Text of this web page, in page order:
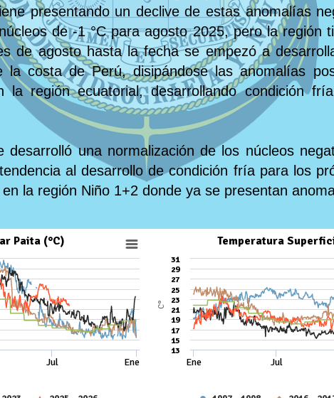
presentando un declive de estas anomalías
de -1 °C para agosto 2025, pero la región
de agosto hasta la fecha se empezó a
la costa de Perú, disipándose las anomalías
la región ecuatorial, desarrollando condición
una normalización de los núcleos
al desarrollo de condición fría para los
la región Niño 1+2 donde ya se presentan